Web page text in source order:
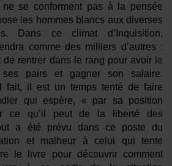
se conforment pas à la pensée
les hommes blancs aux diverses
Dans ce climat d’Inquisition,
comme des milliers d’autres :
rentrer dans le rang pour avoir le
pairs et gagner son salaire.
fait, il est un temps tenté de faire
qui espère, « par sa position
ce qu’il peut de la liberté des
a été prévu dans ce poste du
et malheur à celui qui tente
le livre pour découvrir comment